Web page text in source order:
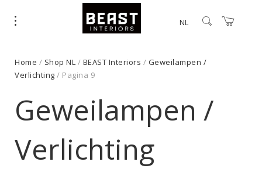
NL
Home / Shop NL / BEAST Interiors / Geweilampen /
Verlichting / Pagina 9
Geweilampen /
Verlichting